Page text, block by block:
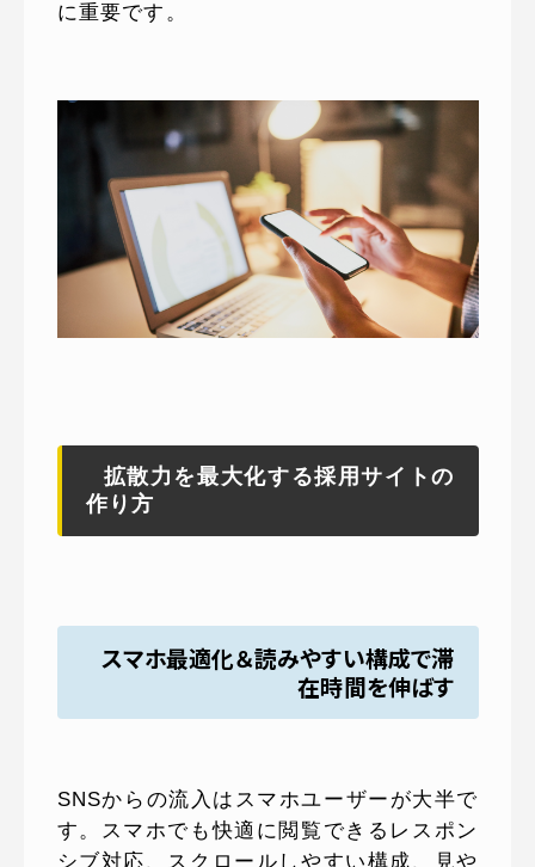
に重要です。
拡散力を最大化する採用サイトの
作り方
スマホ最適化＆読みやすい構成で滞
在時間を伸ばす
SNSからの流入はスマホユーザーが大半で
す。スマホでも快適に閲覧できるレスポン
シブ対応、スクロールしやすい構成、見や